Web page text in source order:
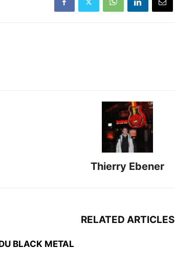
Thierry Ebener
RELATED ARTICLES
BLACK METAL